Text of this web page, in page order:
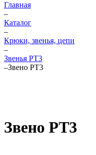
Главная
–
Каталог
–
Крюки, звенья, цепи
–
Звенья РТ3
–Звено РТ3
Звено РТ3